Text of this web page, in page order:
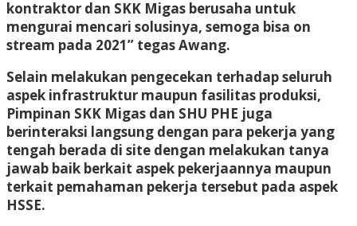
kontraktor dan SKK Migas berusaha untuk
mengurai mencari solusinya, semoga bisa on
stream pada 2021” tegas Awang.
Selain melakukan pengecekan terhadap seluruh
aspek infrastruktur maupun fasilitas produksi,
Pimpinan SKK Migas dan SHU PHE juga
berinteraksi langsung dengan para pekerja yang
tengah berada di site dengan melakukan tanya
jawab baik berkait aspek pekerjaannya maupun
terkait pemahaman pekerja tersebut pada aspek
HSSE.